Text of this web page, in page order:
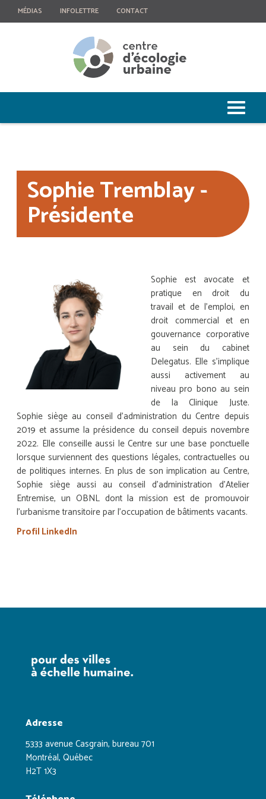
MÉDIAS INFOLETTRE CONTACT
Sophie Tremblay -
Présidente
Sophie est avocate et
pratique en droit du
travail et de l’emploi, en
droit commercial et en
gouvernance corporative
au sein du cabinet
Delegatus. Elle s’implique
aussi activement au
niveau pro bono au sein
de la Clinique Juste.
Sophie siège au conseil d’administration du Centre depuis
2019 et assume la présidence du conseil depuis novembre
2022. Elle conseille aussi le Centre sur une base ponctuelle
lorsque surviennent des questions légales, contractuelles ou
de politiques internes. En plus de son implication au Centre,
Sophie siège aussi au conseil d’administration d’Atelier
Entremise, un OBNL dont la mission est de promouvoir
l’urbanisme transitoire par l’occupation de bâtiments vacants.
Profil LinkedIn
Adresse
5333 avenue Casgrain, bureau 701
Montréal, Québec
H2T 1X3